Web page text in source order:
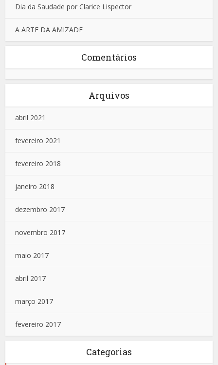
Dia da Saudade por Clarice Lispector
A ARTE DA AMIZADE
Comentários
Arquivos
abril 2021
fevereiro 2021
fevereiro 2018
janeiro 2018
dezembro 2017
novembro 2017
maio 2017
abril 2017
março 2017
fevereiro 2017
Categorias